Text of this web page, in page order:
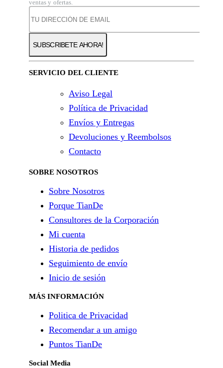
ventas y ofertas.
SERVICIO DEL CLIENTE
Aviso Legal
Política de Privacidad
Envíos y Entregas
Devoluciones y Reembolsos
Contacto
SOBRE NOSOTROS
Sobre Nosotros
Porque TianDe
Consultores de la Corporación
Mi cuenta
Historia de pedidos
Seguimiento de envío
Inicio de sesión
MÁS INFORMACIÓN
Politica de Privacidad
Recomendar a un amigo
Puntos TianDe
Social Media